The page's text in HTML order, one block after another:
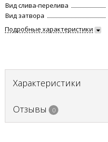
Вид слива-перелива
Вид затвора
Подробные характеристики
Характеристики
Отзывы 0